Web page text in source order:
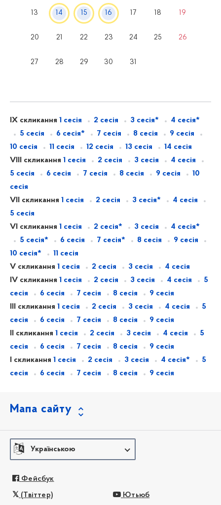
13 14 15 16 17 18 19
20 21 22 23 24 25 26
27 28 29 30 31
IX скликання 1 сесія 2 сесія 3 сесія*
4 сесія*
5 сесія
6 сесія* 7 сесія 8 сесія
9 сесія
10 сесія
11 сесія 12 сесія 13 сесія
14 сесія
VIII скликання 1 сесія 2 сесія 3 сесія
4 сесія
5 сесія
6 сесія 7 сесія 8 сесія 9 сесія
10
сесія
VII скликання 1 сесія 2 сесія 3 сесія*
4 сесія
5 сесія
VI скликання 1 сесія 2 сесія* 3 сесія
4 сесія*
5 сесія*
6 сесія 7 сесія* 8 сесія
9 сесія
10 сесія*
11 сесія
V скликання 1 сесія 2 сесія 3 сесія
4 сесія
IV скликання 1 сесія 2 сесія 3 сесія 4 сесія
5
сесія
6 сесія 7 сесія 8 сесія
9 сесія
III скликання 1 сесія 2 сесія 3 сесія 4 сесія
5
сесія
6 сесія 7 сесія 8 сесія
9 сесія
II скликання 1 сесія 2 сесія 3 сесія 4 сесія
5
сесія
6 сесія 7 сесія 8 сесія
9 сесія
I скликання 1 сесія 2 сесія 3 сесія 4 сесія*
5
сесія
6 сесія 7 сесія 8 сесія 9 сесія
Мапа сайту
Українською
Фейсбук
(Твіттер) Ютьюб